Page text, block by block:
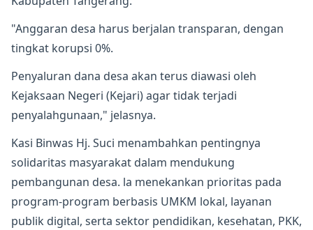
"Anggaran desa harus berjalan transparan, dengan
tingkat korupsi 0%.
Penyaluran dana desa akan terus diawasi oleh
Kejaksaan Negeri (Kejari) agar tidak terjadi
penyalahgunaan," jelasnya.
Kasi Binwas Hj. Suci menambahkan pentingnya
solidaritas masyarakat dalam mendukung
pembangunan desa. la menekankan prioritas pada
program-program berbasis UMKM lokal, layanan
publik digital, serta sektor pendidikan, kesehatan, PKK,